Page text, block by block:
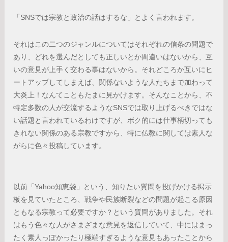
「SNSでは宗教と政治の話はするな」とよく言われます。
それはこの二つのジャンルについてはそれぞれの信条の問題で
あり、どれを選んだとしても正しいとか間違いはないから、互
いの意見が上手く交わる事はないから。それどころか互いにヒ
ートアップしてしまえば、関係ないような人たちまで加わって
大炎上！なんてこともたまに見かけます。そんなことから、不
特定多数の人が交流するようなSNSでは取り上げるべきではな
い話題と言われているわけですが、ボク的には仕事柄切っても
きれない関係のある宗教ですから、特に仏教に関しては素人な
がらに色々投稿しています。
以前「Yahoo知恵袋」という、知りたい質問を投げかける掲示
板を見ていたところ、戦争や民族断裂などの問題が起こる原因
ともなる宗教って必要ですか？という質問がありました。それ
はもう色々な人がさまざまな意見を返信していて、中にはまっ
たく素人っぽかったり極端すぎるような意見もあったことから